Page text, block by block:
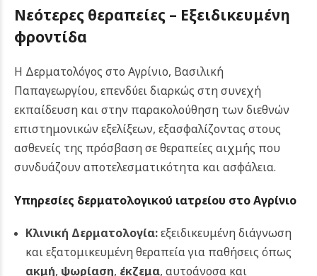
Νεότερες θεραπείες – Εξειδικευμένη
φροντίδα
Η Δερματολόγος στο Αγρίνιο, Βασιλική
Παπαγεωργίου, επενδύει διαρκώς στη συνεχή
εκπαίδευση και στην παρακολούθηση των διεθνών
επιστημονικών εξελίξεων, εξασφαλίζοντας στους
ασθενείς της πρόσβαση σε θεραπείες αιχμής που
συνδυάζουν αποτελεσματικότητα και ασφάλεια.
Υπηρεσίες δερματολογικού ιατρείου στο Αγρίνιο
Κλινική Δερματολογία:εξειδικευμένη διάγνωση
και εξατομικευμένη θεραπεία για παθήσεις όπως
ακμή, ψωρίαση, έκζεμα, αυτοάνοσα και